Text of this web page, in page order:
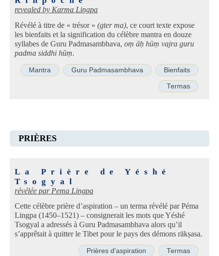
revealed by Karma Lingpa
Révélé à titre de « trésor » (gter ma), ce court texte expose
les bienfaits et la signification du célèbre mantra en douze
syllabes de Guru Padmasambhava, oṃ āḥ hūṃ vajra guru
padma siddhi hūṃ.
Mantra Guru Padmasambhava Bienfaits
Termas
PRIÈRES
La Prière de Yéshé
Tsogyal
révélée par Pema Lingpa
Cette célèbre prière d’aspiration – un terma révélé par Péma
Lingpa (1450–1521) – consignerait les mots que Yéshé
Tsogyal a adressés à Guru Padmasambhava alors qu’il
s’apprêtait à quitter le Tibet pour le pays des démons rākṣasa.
Prières d'aspiration Termas